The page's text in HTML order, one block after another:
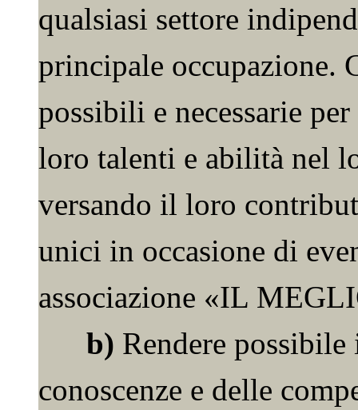
qualsiasi settore
principale occupazione.
possibili e necessarie
loro talenti e abilità nel
versando il loro
unici in occasione di
associazione «IL
b) Rendere possibile
conoscenze e delle